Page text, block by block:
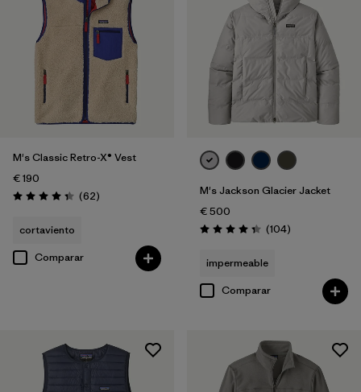
M's Classic Retro-X® Vest
€ 190
Puntuación: 4.4 / 5
(62Reseñas
)
cortaviento
Comparar
M's Jackson Glacier Jacket
€ 500
Puntuación: 4.3 / 5
(104Reseñas
)
impermeable
Comparar